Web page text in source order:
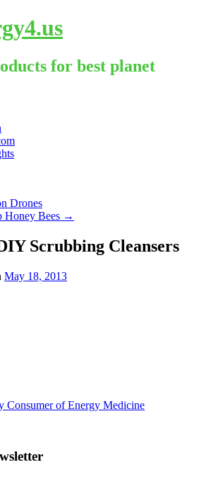
for best planet
Drones
Honey Bees →
Scrubbing Cleansers
May 18, 2013
Consumer of Energy Medicine